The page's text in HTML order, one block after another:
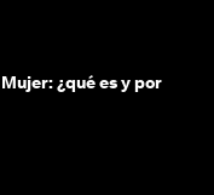
¿qué es y por